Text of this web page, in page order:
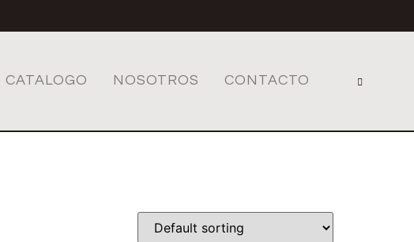
CATALOGO NOSOTROS CONTACTO